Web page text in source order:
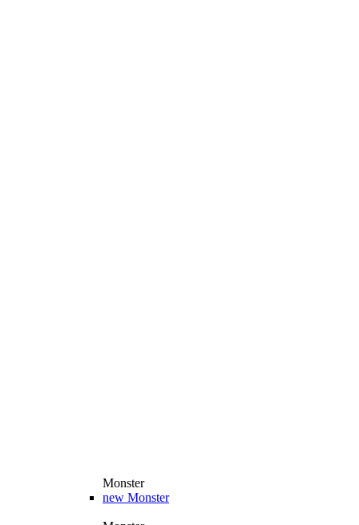
Monster
new Monster